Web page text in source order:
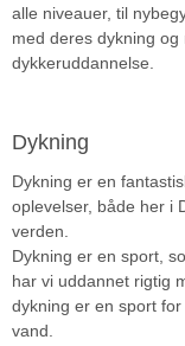
alle niveauer, til
med deres dykning
dykkeruddannelse.
Dykning
Dykning er en
oplevelser, både her i
verden.
Dykning er en sport,
har vi uddannet rigtig
dykning er en sport
vand.